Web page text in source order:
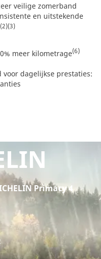
veilige zomerband
en uitstekende
(2)(3)
meer kilometrage(6)
voor dagelijkse prestaties:
Primacy 4